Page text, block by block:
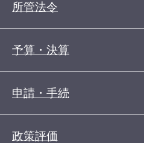
所管法令
予算・決算
申請・手続
政策評価